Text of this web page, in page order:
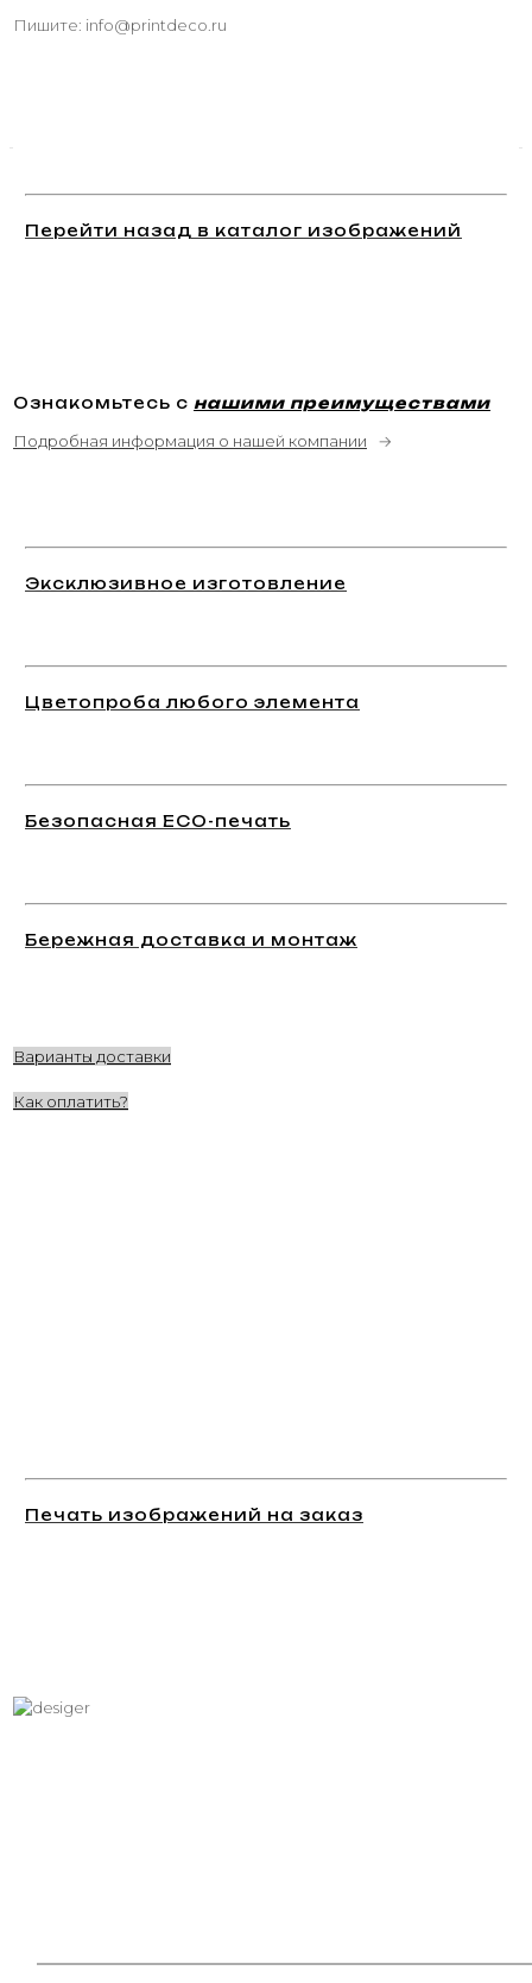
Пишите: info@printdeco.ru
Перейти назад в каталог изображений
Ознакомьтесь с нашими преимуществами
Подробная информация о нашей компании →
Эксклюзивное изготовление
Цветопроба любого элемента
Безопасная ECO-печать
Бережная доставка и монтаж
Варианты доставки
Как оплатить?
Печать изображений на заказ